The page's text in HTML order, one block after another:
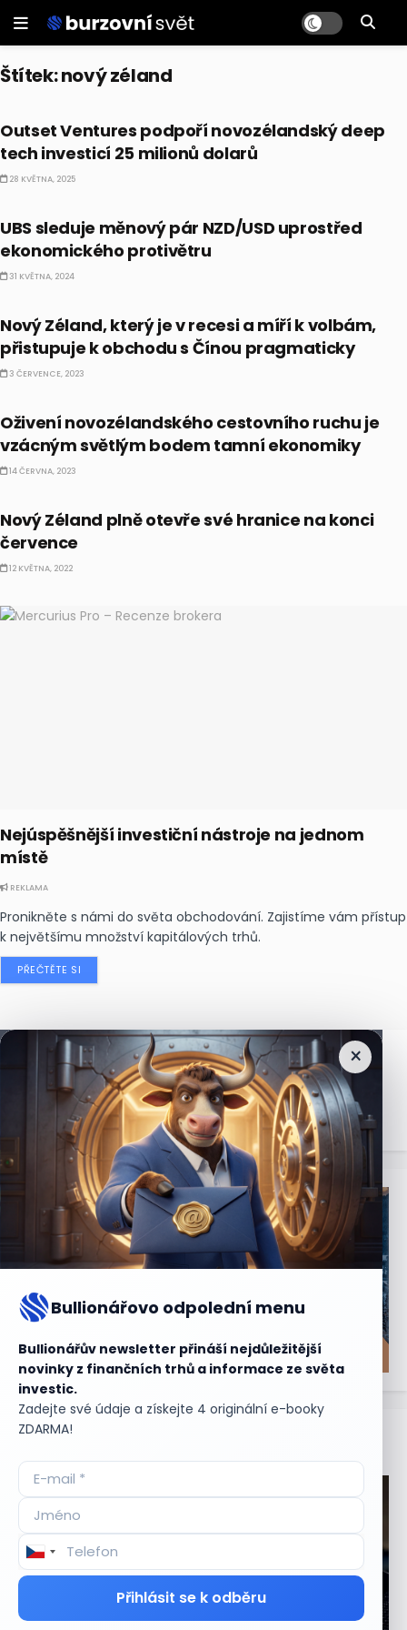
Štítek:nový zéland
Outset Ventures podpoří novozélandský deep
tech investicí 25 milionů dolarů
28 KVĚTNA, 2025
UBS sleduje měnový pár NZD/USD uprostřed
ekonomického protivětru
31 KVĚTNA, 2024
Nový Zéland, který je v recesi a míří k volbám,
přistupuje k obchodu s Čínou pragmaticky
3 ČERVENCE, 2023
Oživení novozélandského cestovního ruchu je
vzácným světlým bodem tamní ekonomiky
14 ČERVNA, 2023
Nový Zéland plně otevře své hranice na konci
července
12 KVĚTNA, 2022
Nejúspěšnější investiční nástroje na jednom
místě
REKLAMA
Pronikněte s námi do světa obchodování. Zajistíme vám přístup
k největšímu množství kapitálových trhů.
PŘEČTĚTE SI
×
Bullionářovo odpolední menu
Bullionářův newsletter přináší nejdůležitější
novinky z finančních trhů a informace ze světa
investic.
Zadejte své údaje a získejte 4 originální e-booky
ZDARMA!
Přihlásit se k odběru
Nejčtenějšízprávy
Aktuální